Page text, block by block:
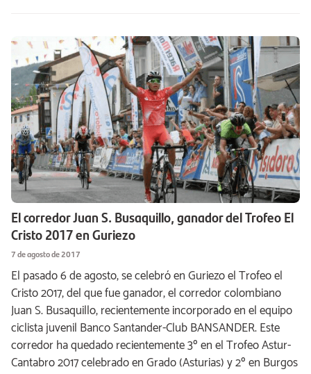
El corredor Juan S. Busaquillo, ganador del Trofeo El
Cristo 2017 en Guriezo
7 de agosto de 2017
El pasado 6 de agosto, se celebró en Guriezo el Trofeo el
Cristo 2017, del que fue ganador, el corredor colombiano
Juan S. Busaquillo, recientemente incorporado en el equipo
ciclista juvenil Banco Santander-Club BANSANDER. Este
corredor ha quedado recientemente 3º en el Trofeo Astur-
Cantabro 2017 celebrado en Grado (Asturias) y 2º en Burgos